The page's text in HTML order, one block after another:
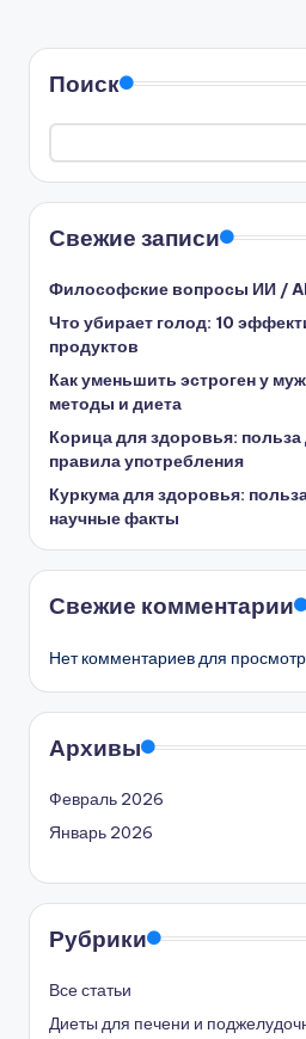
Поиск
Свежие записи
Философские вопросы ИИ / AI
Что убирает голод: 10
продуктов
Как уменьшить эстроген у
методы и диета
Корица для здоровья:
правила употребления
Куркума для здоровья:
научные факты
Свежие комментарии
Нет комментариев для
Архивы
Февраль 2026
Январь 2026
Рубрики
Все статьи
Диеты для печени и